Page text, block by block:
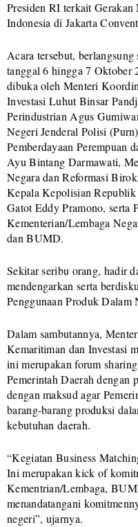
Presiden RI terkait
Indonesia di Jakarta
Acara tersebut,
tanggal 6 hingga 7 Oktober
dibuka oleh Menteri
Investasi Luhut Binsar
Perindustrian Agus
Negeri Jenderal Polisi
Pemberdayaan Perempuan
Ayu Bintang Darmawati,
Negara dan Reformasi
Kepala Kepolisian
Gatot Eddy Pramono, serta
Kementerian/Lembaga
dan BUMD.
Sekitar seribu orang, hadir
mendengarkan serta
Penggunaan Produk Dalam
Dalam sambutannya,
Kemaritiman dan Investasi
ini merupakan forum
Pemerintah Daerah dengan
dengan maksud agar
barang-barang produksi
kebutuhan daerah.
“Kegiatan Business
Ini merupakan kick of
Kementrian/Lembaga,
menandatangani
negeri”, ujarnya.